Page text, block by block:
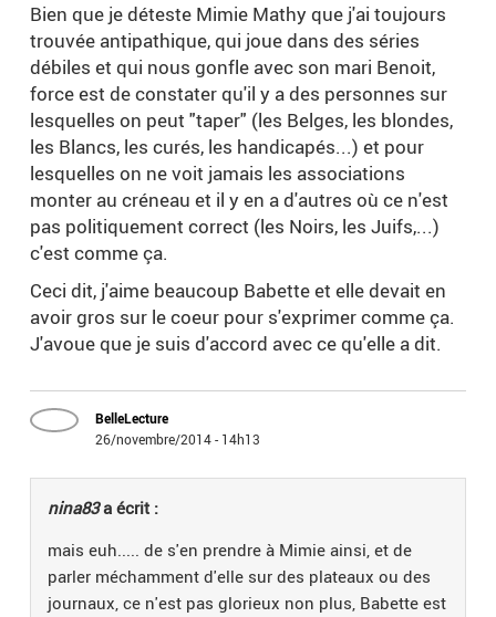
Bien que je déteste Mimie Mathy que j'ai toujours
trouvée antipathique, qui joue dans des séries
débiles et qui nous gonfle avec son mari Benoit,
force est de constater qu'il y a des personnes sur
lesquelles on peut "taper" (les Belges, les blondes,
les Blancs, les curés, les handicapés...) et pour
lesquelles on ne voit jamais les associations
monter au créneau et il y en a d'autres où ce n'est
pas politiquement correct (les Noirs, les Juifs,...)
c'est comme ça.
Ceci dit, j'aime beaucoup Babette et elle devait en
avoir gros sur le coeur pour s'exprimer comme ça.
J'avoue que je suis d'accord avec ce qu'elle a dit.
BelleLecture
26/novembre/2014 - 14h13
nina83a écrit :
mais euh..... de s'en prendre à Mimie ainsi, et de
parler méchamment d'elle sur des plateaux ou des
journaux, ce n'est pas glorieux non plus, Babette est